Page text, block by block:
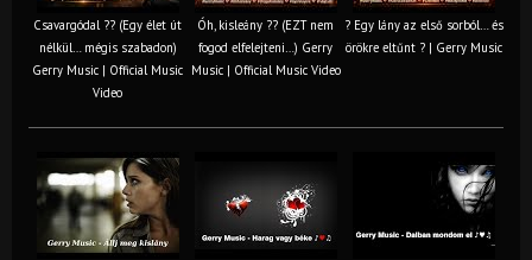
Csavargódal ?? (Egy élet út
nélkül… mégis szabadon)
Gerry Music | Official Music
Video
Óh, kisleány ?? (EZT nem
fogod elfelejteni…) Gerry
Music | Official Music Video
? Egy lány az első sorból… és
örökre eltűnt ? | Gerry Music